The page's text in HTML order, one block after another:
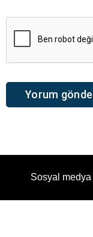
Sosyal medya